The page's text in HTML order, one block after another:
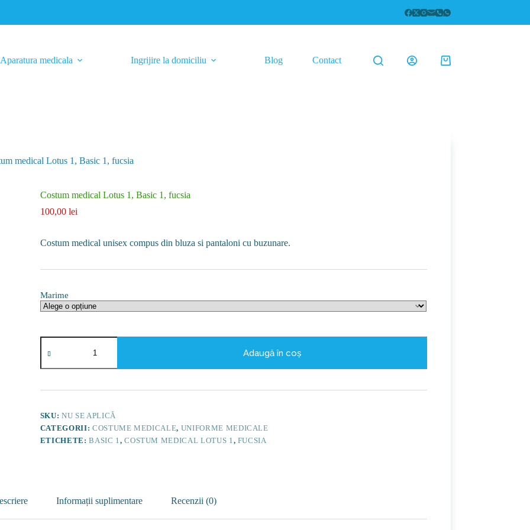
Aparatura medicala Ingrijire la domiciliu Blog Contact
Coș
medical Lotus 1, Basic 1, fucsia
Costum medical Lotus 1, Basic 1, fucsia
100,00 lei
Costum medical unisex compus din bluza si pantaloni cu buzunare.
Marime
Cantitate
Costum
Lotus
Basic
fucsia
Adaugă în coș
SKU:NU SE APLICĂ
CATEGORII: COSTUME MEDICALE, UNIFORME MEDICALE
ETICHETE:BASIC 1,COSTUM MEDICAL LOTUS 1, FUCSIA
Informații suplimentare Recenzii (0)